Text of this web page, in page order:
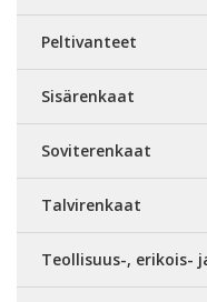
Peltivanteet
Sisärenkaat
Soviterenkaat
Talvirenkaat
Teollisuus-, erikois-